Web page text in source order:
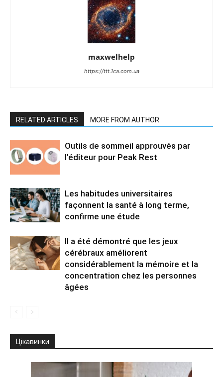
maxwelhelp
https://ttt.1ca.com.ua
RELATED ARTICLES MORE FROM AUTHOR
Outils de sommeil approuvés par
l’éditeur pour Peak Rest
Les habitudes universitaires
façonnent la santé à long terme,
confirme une étude
Il a été démontré que les jeux
cérébraux améliorent
considérablement la mémoire et la
concentration chez les personnes
âgées
Цікавинки